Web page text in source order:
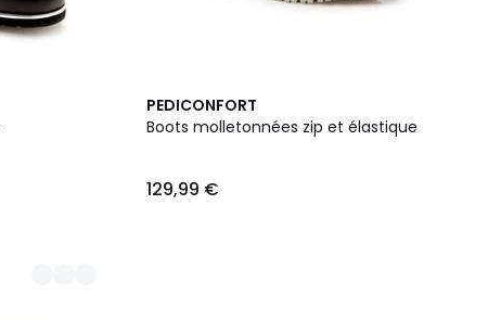
PEDICONFORT
Boots molletonnées zip et élastique
129,99 €